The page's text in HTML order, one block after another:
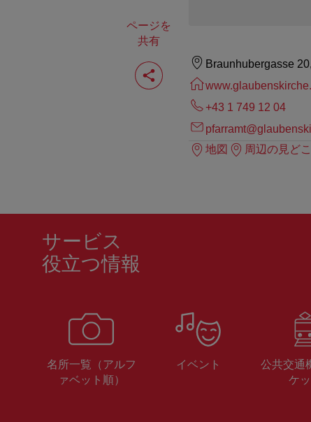
ページを
共有
ペ
ー
ジ
Braunhubergasse
+43 1 749 12 04
地図
周辺の見ど
サービス
役立つ情報
名所一覧（アルフ
ァベット順）
イベント
公共交通
ケ